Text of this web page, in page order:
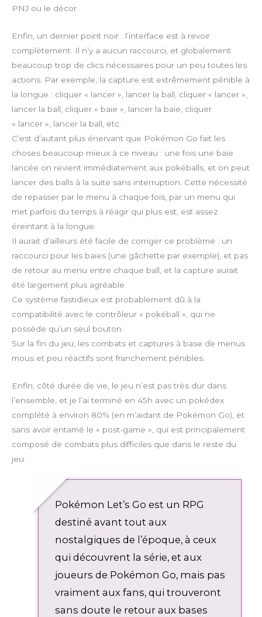
PNJ ou le décor.
Enfin, un dernier point noir : l’interface est à revoir
complètement. Il n’y a aucun raccourci, et globalement
beaucoup trop de clics nécessaires pour un peu toutes les
actions. Par exemple, la capture est extrêmement pénible à
la longue : cliquer « lancer », lancer la ball, cliquer « lancer »,
lancer la ball, cliquer « baie », lancer la baie, cliquer
« lancer », lancer la ball, etc.
C’est d’autant plus énervant que Pokémon Go fait les
choses beaucoup mieux à ce niveau : une fois une baie
lancée on revient immédiatement aux pokéballs, et on peut
lancer des balls à la suite sans interruption. Cette nécessité
de repasser par le menu à chaque fois, par un menu qui
met parfois du temps à réagir qui plus est, est assez
éreintant à la longue.
Il aurait d’ailleurs été facile de corriger ce problème : un
raccourci pour les baies (une gâchette par exemple), et pas
de retour au menu entre chaque ball, et la capture aurait
été largement plus agréable.
Ce système fastidieux est probablement dû à la
compatibilité avec le contrôleur « pokéball », qui ne
possède qu’un seul bouton.
Sur la fin du jeu, les combats et captures à base de menus
mous et peu réactifs sont franchement pénibles.
Enfin, côté durée de vie, le jeu n’est pas très dur dans
l’ensemble, et je l’ai terminé en 45h avec un pokédex
complété à environ 80% (en m’aidant de Pokémon Go), et
sans avoir entamé le « post-game », qui est principalement
composé de combats plus difficiles que dans le reste du
jeu.
Pokémon Let’s Go est un RPG
destiné avant tout aux
nostalgiques de l’époque, à ceux
qui découvrent la série, et aux
joueurs de Pokémon Go, mais pas
vraiment aux fans, qui trouveront
sans doute le retour aux bases